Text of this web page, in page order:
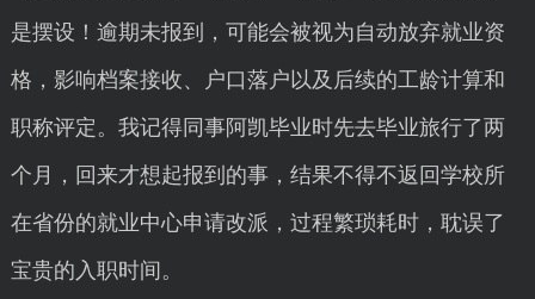
是摆设！逾期未报到，可能会被视为自动放弃就业资
格，影响档案接收、户口落户以及后续的工龄计算和
职称评定。我记得同事阿凯毕业时先去毕业旅行了两
个月，回来才想起报到的事，结果不得不返回学校所
在省份的就业中心申请改派，过程繁琐耗时，耽误了
宝贵的入职时间。